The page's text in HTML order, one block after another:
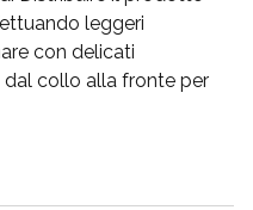
leggeri
con delicati
collo alla fronte per